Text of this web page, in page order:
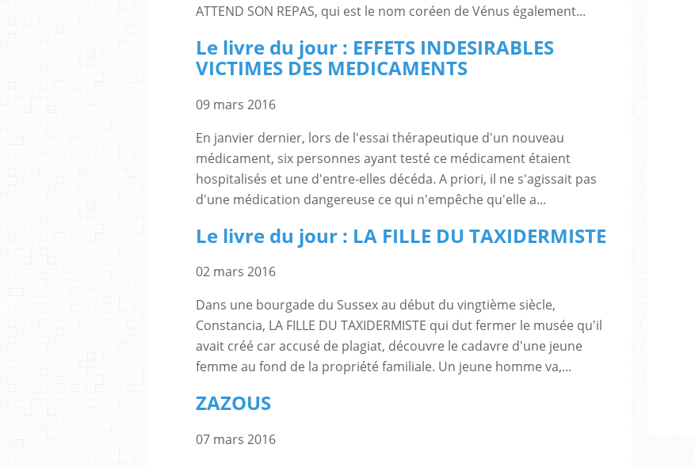
ATTEND SON REPAS, qui est le nom coréen de Vénus également...
Le livre du jour : EFFETS INDESIRABLES
VICTIMES DES MEDICAMENTS
09 mars 2016
En janvier dernier, lors de l'essai thérapeutique d'un nouveau
médicament, six personnes ayant testé ce médicament étaient
hospitalisés et une d'entre-elles décéda. A priori, il ne s'agissait pas
d'une médication dangereuse ce qui n'empêche qu'elle a...
Le livre du jour : LA FILLE DU TAXIDERMISTE
02 mars 2016
Dans une bourgade du Sussex au début du vingtième siècle,
Constancia, LA FILLE DU TAXIDERMISTE qui dut fermer le musée qu'il
avait créé car accusé de plagiat, découvre le cadavre d'une jeune
femme au fond de la propriété familiale. Un jeune homme va,...
ZAZOUS
07 mars 2016